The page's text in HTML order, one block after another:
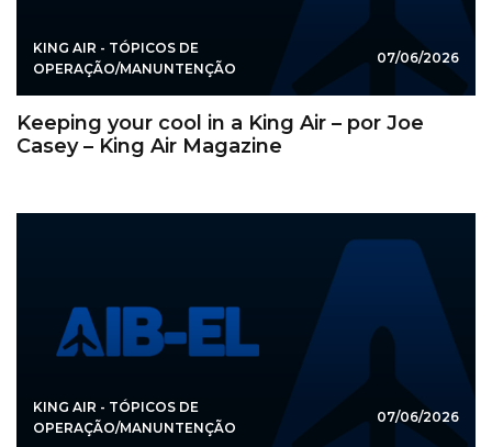
KING AIR - TÓPICOS DE
OPERAÇÃO/MANUNTENÇÃO
07/06/2026
Keeping your cool in a King Air – por Joe
Casey – King Air Magazine
KING AIR - TÓPICOS DE
OPERAÇÃO/MANUNTENÇÃO
07/06/2026